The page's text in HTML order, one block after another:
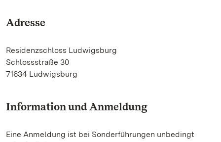
Adresse
Residenzschloss Ludwigsburg
Schlossstraße 30
71634 Ludwigsburg
Information und Anmeldung
Eine Anmeldung ist bei Sonderführungen unbedingt